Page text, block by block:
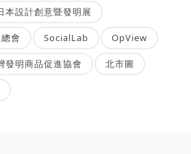
本設計創意暨發明展
會 SocialLab OpView
發明商品促進協會 北市圖